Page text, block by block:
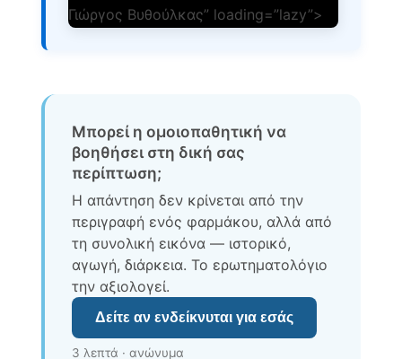
Γιώργος Βυθούλκας” loading=”lazy”>
Μπορεί η ομοιοπαθητική να
βοηθήσει στη δική σας
περίπτωση;
Η απάντηση δεν κρίνεται από την
περιγραφή ενός φαρμάκου, αλλά από
τη συνολική εικόνα — ιστορικό,
αγωγή, διάρκεια. Το ερωτηματολόγιο
την αξιολογεί.
Δείτε αν ενδείκνυται για εσάς
3 λεπτά · ανώνυμα